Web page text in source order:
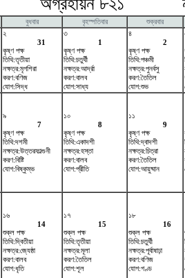
বুধবার বৃহস্পতিবার
শুক্রবার
২
31
কৃষ্ণ পক্ষ
তিথি:তৃতীয়া
নক্ষত্র:মৃগশিরা
করণ:বণিজ
যোগ:সিদ্ধ
৩
1
কৃষ্ণ পক্ষ
তিথি:চতুর্থী
নক্ষত্র:আর্দ্রা
করণ:বালব
যোগ:সাধ্য
৪
2
কৃষ্ণ পক্ষ
তিথি:পঞ্চমী
নক্ষত্র:পুনর্বসু
করণ:তৈতিল
যোগ:শুভ
৯
7
কৃষ্ণ পক্ষ
তিথি:দশমী
নক্ষত্র:উত্তরফাল্গুনী
করণ:বিষ্টি
যোগ:বিষ্কুম্ভ
১০
8
কৃষ্ণ পক্ষ
তিথি:একাদশী
নক্ষত্র:হস্তা
করণ:বালব
যোগ:প্রীতি
১১
9
কৃষ্ণ পক্ষ
তিথি:দ্বাদশী
নক্ষত্র:চিত্রা
করণ:তৈতিল
যোগ:আয়ুষ্মান
১৬
14
শুক্ল পক্ষ
তিথি:দ্বিতীয়া
নক্ষত্র:জ্যেষ্ঠা
করণ:বালব
যোগ:ধৃতি
১৭
15
শুক্ল পক্ষ
তিথি:তৃতীয়া
নক্ষত্র:মূলা
করণ:তৈতিল
যোগ:শূল
১৮
16
শুক্ল পক্ষ
তিথি:চতুর্থী
নক্ষত্র:পূর্বাষাঢ়া
করণ:বণিজ
যোগ:গণ্ড